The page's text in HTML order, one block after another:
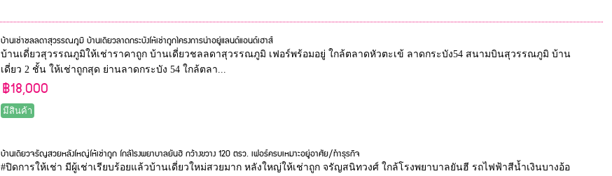
บ้านเช่าชลลดาสุวรรณภูมิ บ้านเดี่ยวลาดกระบังให้เช่าถูกโครงการน่าอยู่แลนด์แอนด์เฮาส์
บ้านเดี่ยวสุวรรณภูมิให้เช่าราคาถูก บ้านเดี่ยวชลลดาสุวรรณภูมิ เฟอร์พร้อมอยู่ ใกล้ตลาดหัวตะเข้ ลาดกระบัง54 สนามบินสุวรรณภูมิ บ้าน
เดี่ยว 2 ชั้น ให้เช่าถูกสุด ย่านลาดกระบัง 54 ใกล้ตลา...
฿18,000
มีสินค้า
บ้านเดี่ยวจรัญสวยหลังใหญ่ให้เช่าถูก ใกล้โรงพยาบาลยันฮี กว้างขวาง 120 ตรว. เฟอร์ครบเหมาะอยู่อาศัย/ทำธุรกิจ
#ปิดการให้เช่า มีผู้เช่าเรียบร้อยแล้วบ้านเดี่ยวใหม่สวยมาก หลังใหญ่ให้เช่าถูก จรัญสนิทวงศ์ ใกล้โรงพยาบาลยันฮี รถไฟฟ้าสีน้ำเงินบางอ้อ